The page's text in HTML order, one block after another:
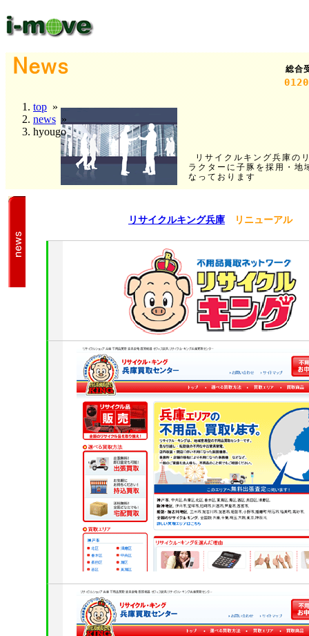
総合
top»
news»
hyougo
リサイクルキング兵庫の
ラクターに子豚を採用・地
なっております
リサイクルキング兵庫 リニューアル